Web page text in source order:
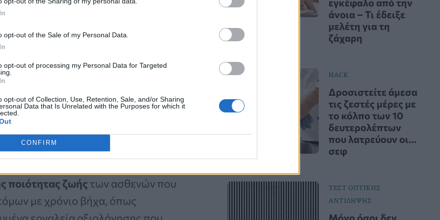
opt-out of the Sale of my Personal Data.
opt-out of processing my Personal Data for Targeted
opt-out of Collection, Use, Retention, Sale, and/or Sharing
Data that Is Unrelated with the Purposes for which it
CONFIRM
την καθημερινότητα και
με τίτλοChronic cough: more than
review to understand the
, οι Bali et al. συνέθεσαν στοιχεία
επίμονος ή ανεξήγητος χρόνιος
την ποιότητα ζωήςτων
αποκάλυψε:
ποιότητας ζωής των ασθενών που
με χρόνιο βήχα, όπως
εγκέφαλο από την
άνοια – Τι έδειξε
μελέτη για τη
ζάχαρη
HACK
Δροσιστείτε άμεσα
τις ζεστές μέρες με
το κόλπο των 10
δευτερολέπτων
που λατρεύουν οι…
σεφ
ΤΕΣΤ ΟΠΤΙΚΗΣ
ΑΝΤΙΛΗΨΗΣ